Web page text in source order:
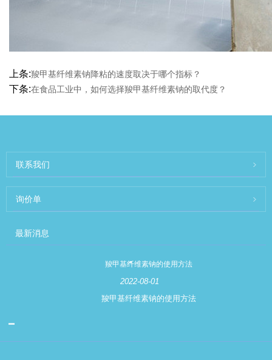
上条:羧甲基纤维素钠降粘的速度取决于哪个指标？
下条:在食品工业中，如何选择羧甲基纤维素钠的取代度？
联系我们
询价单
最新消息
羧甲基纤维素钠的使用方法
2022-08-01
羧甲基纤维素钠的使用方法